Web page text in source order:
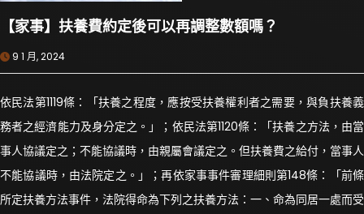
【家事】扶養費約定後可以再調整數額嗎？
9 1 月, 2024
依民法第1119條：「扶養之程度，應按受扶養權利者之需要，與負扶養義
務者之經濟能力及身分定之。」；依民法第1120條：「扶養之方法，由當
事人協議定之；不能協議時，由親屬會議定之。但扶養費之給付，當事人
不能協議時，由法院定之。」；再依家事事件審理細則第148條：「前條
所定扶養方法事件，法院得命為下列之扶養方法：一、命為同居一處而受